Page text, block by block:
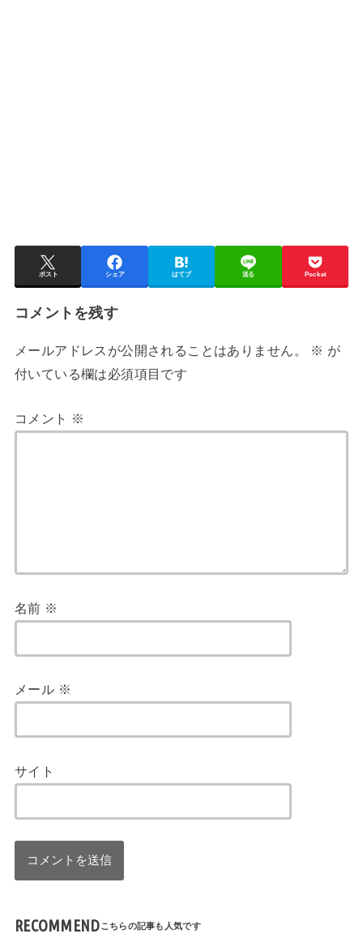
ポスト シェア はてブ 送る Pocket
コメントを残す
メールアドレスが公開されることはありません。 ※ が
付いている欄は必須項目です
コメント ※
名前 ※
メール ※
サイト
RECOMMEND